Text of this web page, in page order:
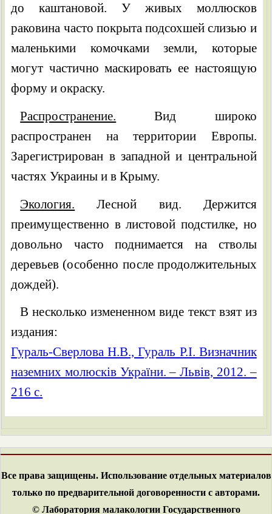
до каштановой. У живых моллюсков
раковина часто покрыта подсохшей слизью и
маленькими комочками земли, которые
могут частично маскировать ее настоящую
форму и окраску.
Распространение. Вид широко
распространен на территории Европы.
Зарегистрирован в западной и центральной
частях Украины и в Крыму.
Экология. Лесной вид. Держится
преимущественно в листовой подстилке, но
довольно часто поднимается на стволы
деревьев (особенно после продолжительных
дождей).
В несколько измененном виде текст взят из
издания:
Гураль-Сверлова Н.В., Гураль Р.І. Визначник
наземних молюсків України. – Львів, 2012. –
216 с.
Все права защищены. Использование отдельных материалов
только по предварительной договоренности с авторами.
© Лаборатория малакологии Государственного